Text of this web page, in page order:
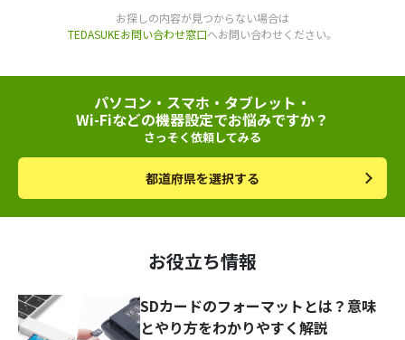
お探しの内容が見つからない場合は
TEDASUKEお問い合わせ窓口へお問い合わせください。
パソコン・スマホ・タブレット・
Wi-Fiなどの機器設定でお悩みですか？
さっそく依頼してみる
都道府県を選択する
お役立ち情報
SDカードのフォーマットとは？意味
とやり方をわかりやすく解説